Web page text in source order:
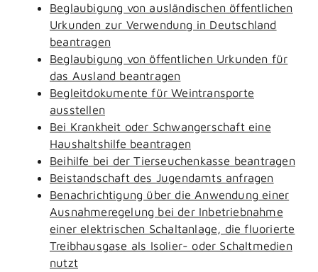
Beglaubigung von ausländischen öffentlichen
Urkunden zur Verwendung in Deutschland
beantragen
Beglaubigung von öffentlichen Urkunden für
das Ausland beantragen
Begleitdokumente für Weintransporte
ausstellen
Bei Krankheit oder Schwangerschaft eine
Haushaltshilfe beantragen
Beihilfe bei der Tierseuchenkasse beantragen
Beistandschaft des Jugendamts anfragen
Benachrichtigung über die Anwendung einer
Ausnahmeregelung bei der Inbetriebnahme
einer elektrischen Schaltanlage, die fluorierte
Treibhausgase als Isolier- oder Schaltmedien
nutzt